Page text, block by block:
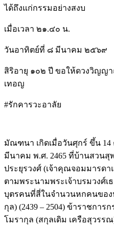
ได้ถึงแก่กรรมอย่างสงบ
เมื่อเวลา ๒๑.๔๐ น.
วันอาทิตย์ที่ ๘ มีนาคม ๒๕๖๙
สิริอายุ ๑๐๒ ปี ขอให้ดวงวิญญ
เทอญ
#รักคารวะอาลัย
มัณฑนา เกิดเมื่อวันศุกร์ ขึ้น 14
มีนาคม พ.ศ. 2465 ที่บ้านสวน
ประยุรวงศ์ (เจ้าคุณจอมมารด
ตามพระนามพระเจ้าบรมวงศ์
บุตรคนที่สี่ในจำนวนหกคนของ
กุล) (2439 – 2504) ข้าราชกา
โมรากุล (สกุลเดิม เครือสุวรร